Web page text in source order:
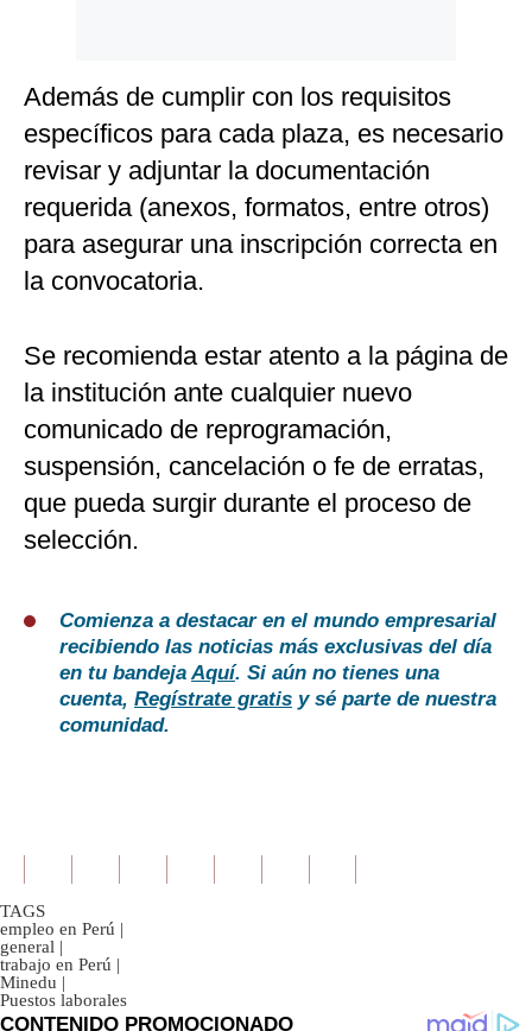
Además de cumplir con los requisitos
específicos para cada plaza, es necesario
revisar y adjuntar la documentación
requerida (anexos, formatos, entre otros)
para asegurar una inscripción correcta en
la convocatoria.
Se recomienda estar atento a la página de
la institución ante cualquier nuevo
comunicado de reprogramación,
suspensión, cancelación o fe de erratas,
que pueda surgir durante el proceso de
selección.
Comienza a destacar en el mundo empresarial
recibiendo las noticias más exclusivas del día
en tu bandejaAquí. Si aún no tienes una
cuenta, Regístrate gratis y sé parte de nuestra
comunidad.
TAGS
empleo en Perú |
general |
trabajo en Perú |
Minedu |
Puestos laborales